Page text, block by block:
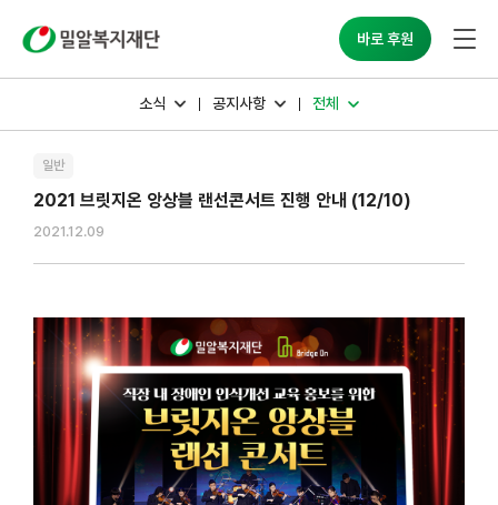
바로 후원
소식 공지사항 전체
일반
2021 브릿지온 앙상블 랜선콘서트 진행 안내 (12/10)
2021.12.09